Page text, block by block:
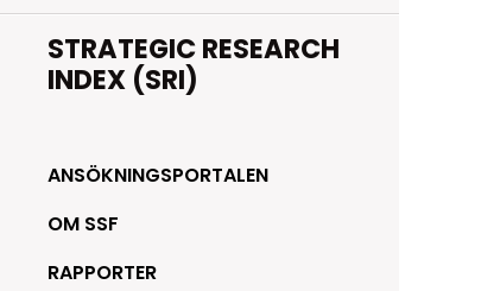
STRATEGIC RESEARCH
INDEX (SRI)
ANSÖKNINGSPORTALEN
OM SSF
RAPPORTER